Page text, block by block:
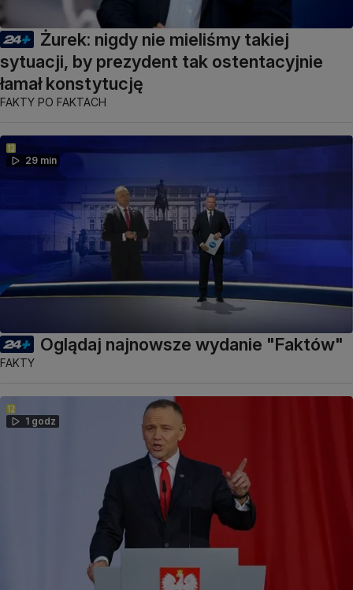
Żurek: nigdy nie mieliśmy takiej
sytuacji, by prezydent tak ostentacyjnie
łamał konstytucję
FAKTY PO FAKTACH
29 min
Oglądaj najnowsze wydanie "Faktów"
FAKTY
1 godz